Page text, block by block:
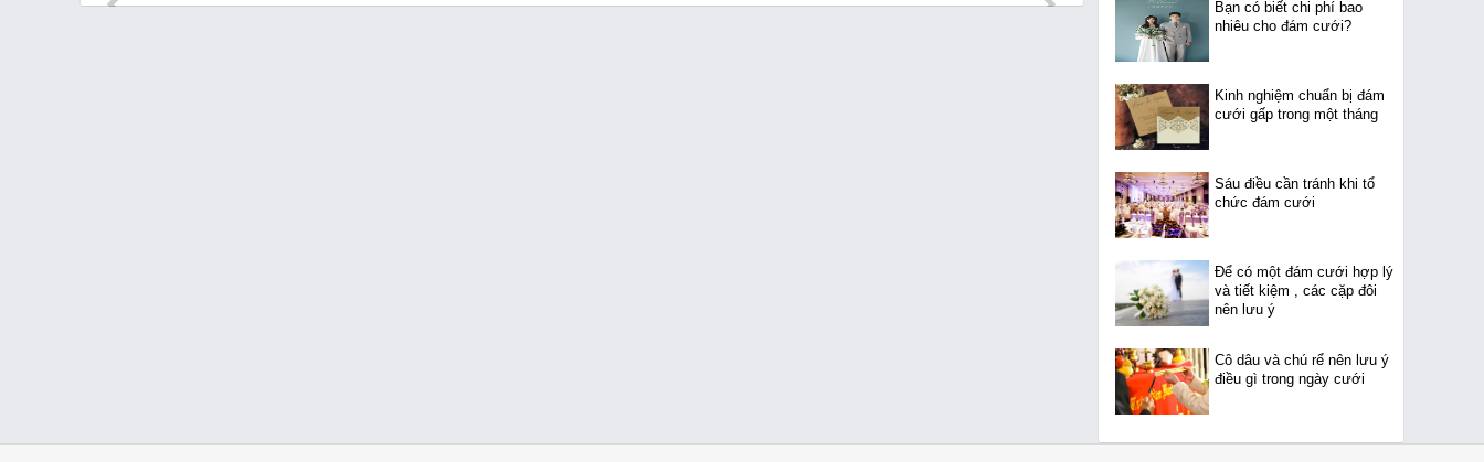
Bạn có biết chi phí bao
nhiêu cho đám cưới?
Kinh nghiệm chuẩn bị đám
cưới gấp trong một tháng
Sáu điều cần tránh khi tổ
chức đám cưới
Để có một đám cưới hợp lý
và tiết kiệm , các cặp đôi
nên lưu ý
Cô dâu và chú rể nên lưu ý
điều gì trong ngày cưới